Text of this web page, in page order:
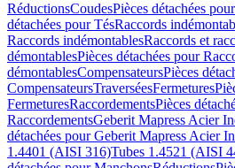
RéductionsCoudesPièces détachées
détachées pour TésRaccords
Raccords indémontablesRaccords et
démontablesPièces détachées pour
démontablesCompensateursPièces
CompensateursTraverséesFermetures
FermeturesRaccordementsPièces
RaccordementsGeberit Mapress Acier
détachées pour Geberit Mapress Acier
1.4401 (AISI 316)Tubes 1.4521 (AISI